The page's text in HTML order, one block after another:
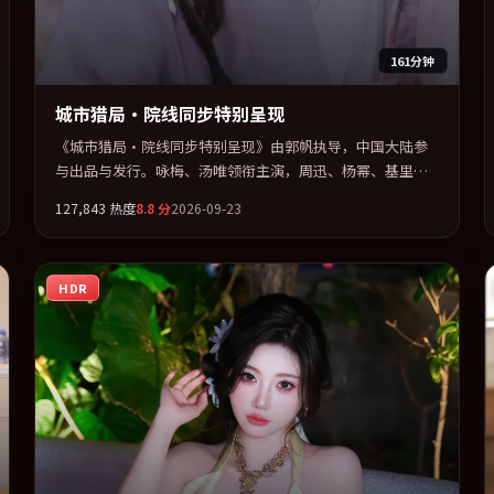
161分钟
城市猎局·院线同步特别呈现
《城市猎局·院线同步特别呈现》由郭帆执导，中国大陆参
与出品与发行。咏梅、汤唯领衔主演，周迅、杨幂、基里安
堆叠。全片以「惊悚」类型为骨架，在叙事、表演与视听上
力求统一。定于 2026-03-22 在内地院线及主流平台同步亮
相，2026 年度话题片中口碑稳健，适合喜欢强情节与人物弧
光的观众完整观看。
127,843 热度8.8分2026-09-23
HDR